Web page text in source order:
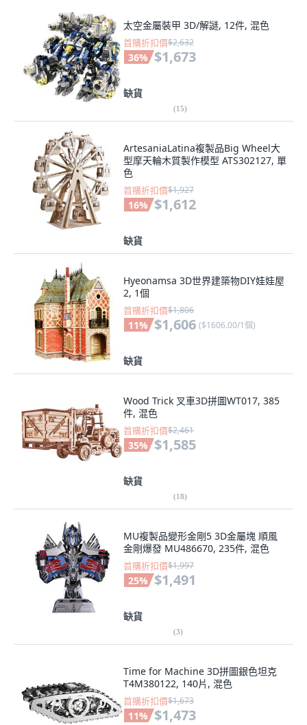
太空金屬裝甲 3D/解謎, 12件, 混色
首購折扣價$2,632
36% $1,673
缺貨
(15)
ArtesaniaLatina複製品Big Wheel大
型摩天輪木質製作模型 ATS302127, 單
色
首購折扣價$1,927
16% $1,612
缺貨
Hyeonamsa 3D世界建築物DIY娃娃屋
2, 1個
首購折扣價$1,806
11% $1,606 ($1606.00/1個)
缺貨
Wood Trick 叉車3D拼圖WT017, 385
件, 混色
首購折扣價$2,461
35% $1,585
缺貨
(18)
MU複製品變形金剛5 3D金屬塊 順風
金剛爆發 MU486670, 235件, 混色
首購折扣價$1,997
25% $1,491
缺貨
(3)
Time for Machine 3D拼圖銀色坦克
T4M380122, 140片, 混色
首購折扣價$1,673
11% $1,473